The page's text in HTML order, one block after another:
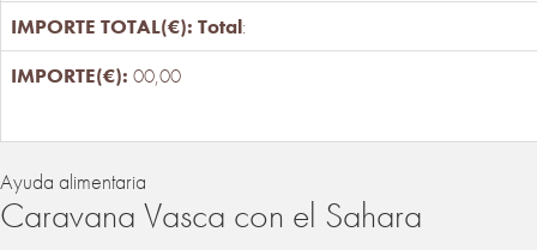
Total:
00,00
Ayuda alimentaria
Caravana Vasca con el Sahara